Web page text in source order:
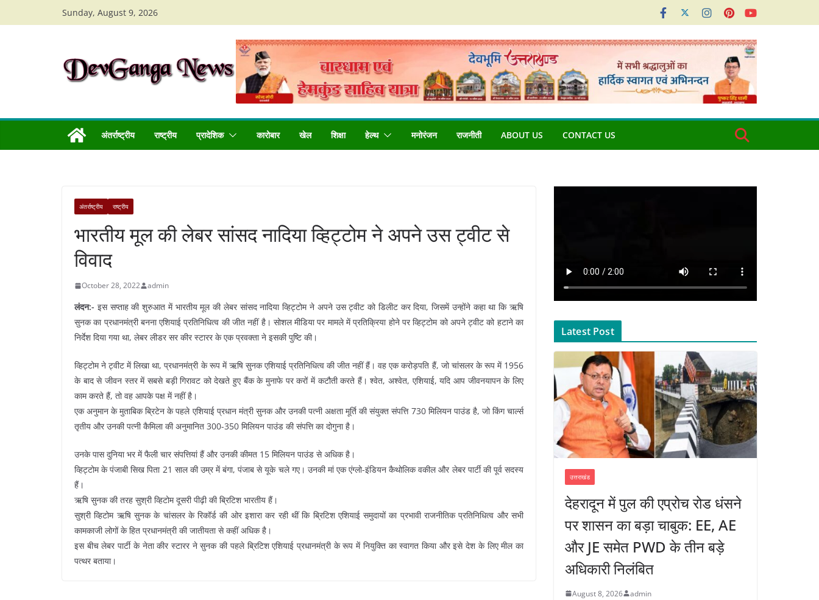
to
Sunday, August 9, 2026
अंतर्राष्ट्रीय राष्ट्रीय प्रादेशिक कारोबार खेल शिक्षा हेल्थ मनोरंजन राजनीती ABOUT US CONTACT US
अंतर्राष्ट्रीय राष्ट्रीय
भारतीय मूल की लेबर सांसद नादिया व्हिट्टोम ने अपने उस ट्वीट से
विवाद
October 28, 2022 admin
लंदन:- इस सप्ताह की शुरुआत में भारतीय मूल की लेबर सांसद नादिया व्हिट्टोम ने अपने उस ट्वीट को डिलीट कर दिया, जिसमें उन्होंने कहा था कि ऋषि
सुनक का प्रधानमंत्री बनना एशियाई प्रतिनिधित्व की जीत नहीं है। सोशल मीडिया पर मामले में प्रतिक्रिया होने पर व्हिट्टोम को अपने ट्वीट को हटाने का
निर्देश दिया गया था, लेबर लीडर सर कीर स्टारर के एक प्रवक्ता ने इसकी पुष्टि की।
व्हिट्टोम ने ट्वीट में लिखा था, प्रधानमंत्री के रूप में ऋषि सुनक एशियाई प्रतिनिधित्व की जीत नहीं हैं। वह एक करोड़पति हैं, जो चांसलर के रूप में 1956
के बाद से जीवन स्तर में सबसे बड़ी गिरावट को देखते हुए बैंक के मुनाफे पर करों में कटौती करते हैं। श्वेत, अश्वेत, एशियाई, यदि आप जीवनयापन के लिए
काम करते हैं, तो वह आपके पक्ष में नहीं है।
एक अनुमान के मुताबिक ब्रिटेन के पहले एशियाई प्रधान मंत्री सुनक और उनकी पत्नी अक्षता मूर्ति की संयुक्त संपत्ति 730 मिलियन पाउंड है, जो किंग चार्ल्स
तृतीय और उनकी पत्नी कैमिला की अनुमानित 300-350 मिलियन पाउंड की संपत्ति का दोगुना है।
उनके पास दुनिया भर में फैली चार संपत्तियां हैं और उनकी कीमत 15 मिलियन पाउंड से अधिक है।
व्हिट्टोम के पंजाबी सिख पिता 21 साल की उम्र में बंगा, पंजाब से यूके चले गए। उनकी मां एक एंग्लो-इंडियन कैथोलिक वकील और लेबर पार्टी की पूर्व सदस्य
हैं।
ऋषि सुनक की तरह सुश्री व्हिटोम दूसरी पीढ़ी की ब्रिटिश भारतीय हैं।
सुश्री व्हिटोम ऋषि सुनक के चांसलर के रिकॉर्ड की ओर इशारा कर रही थीं कि ब्रिटिश एशियाई समुदायों का प्रभावी राजनीतिक प्रतिनिधित्व और सभी
कामकाजी लोगों के हित प्रधानमंत्री की जातीयता से कहीं अधिक है।
इस बीच लेबर पार्टी के नेता कीर स्टारर ने सुनक की पहले ब्रिटिश एशियाई प्रधानमंत्री के रूप में नियुक्ति का स्वागत किया और इसे देश के लिए मील का
पत्थर बताया।
Latest Post
उत्तराखंड
देहरादून में पुल की एप्रोच रोड धंसने
पर शासन का बड़ा चाबुक: EE, AE
और JE समेत PWD के तीन बड़े
अधिकारी निलंबित
August 8, 2026 admin